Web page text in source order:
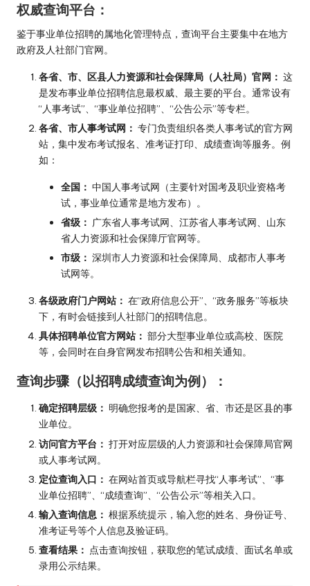
权威查询平台：
鉴于事业单位招聘的属地化管理特点，查询平台主要集中在地方
政府及人社部门官网。
各省、市、区县人力资源和社会保障局（人社局）官网： 这
是发布事业单位招聘信息最权威、最主要的平台。通常设有
“人事考试”、“事业单位招聘”、“公告公示”等专栏。
各省、市人事考试网： 专门负责组织各类人事考试的官方网
站，集中发布考试报名、准考证打印、成绩查询等服务。例
如：
全国： 中国人事考试网（主要针对国考及职业资格考
试，事业单位通常是地方发布）。
省级： 广东省人事考试网、江苏省人事考试网、山东
省人力资源和社会保障厅官网等。
市级： 深圳市人力资源和社会保障局、成都市人事考
试网等。
各级政府门户网站： 在“政府信息公开”、“政务服务”等板块
下，有时会链接到人社部门的招聘信息。
具体招聘单位官方网站： 部分大型事业单位或高校、医院
等，会同时在自身官网发布招聘公告和相关通知。
查询步骤（以招聘成绩查询为例）：
确定招聘层级： 明确您报考的是国家、省、市还是区县的事
业单位。
访问官方平台： 打开对应层级的人力资源和社会保障局官网
或人事考试网。
定位查询入口： 在网站首页或导航栏寻找“人事考试”、“事
业单位招聘”、“成绩查询”、“公告公示”等相关入口。
输入查询信息： 根据系统提示，输入您的姓名、身份证号、
准考证号等个人信息及验证码。
查看结果： 点击查询按钮，获取您的笔试成绩、面试名单或
录用公示结果。